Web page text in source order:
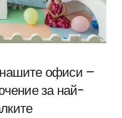
офиси –
за най-